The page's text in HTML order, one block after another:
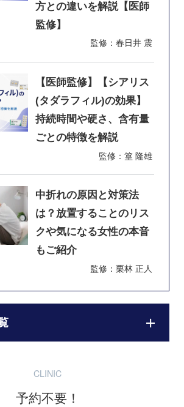
方との違いを解説【医師
監修】
監修：春日井 震
【医師監修】【シアリス
(タダラフィル)の効果】
持続時間や硬さ、含有量
ごとの特徴を解説
監修：篁 隆雄
中折れの原因と対策法
は？放置することのリス
クや気になる女性の本音
もご紹介
監修：栗林 正人
CLINIC
予約不要！